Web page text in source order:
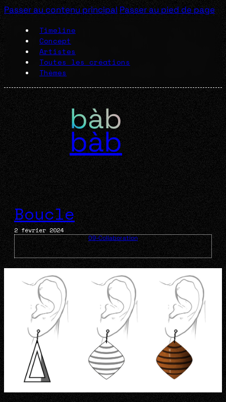
Passer au contenu principal Passer au pied de page
Timeline
Concept
Artistes
Toutes les créations
Thèmes
bàb
Boucle
2 février 2024
09-Collaboration